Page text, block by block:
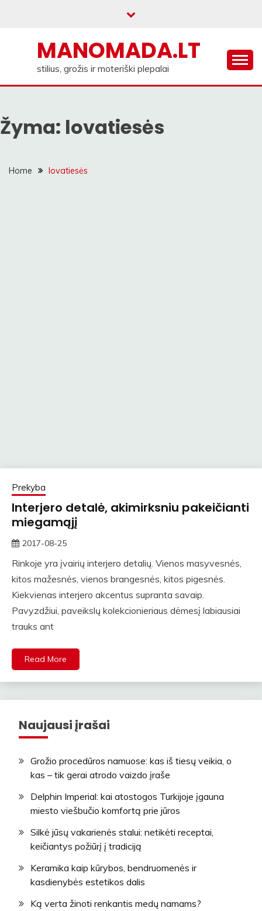
MANOMADA.LT
stilius, grožis ir moteriški plepalai
Žyma: lovatiesės
Home lovatiesės
Prekyba
Interjero detalė, akimirksniu pakeičianti
miegamąjį
2017-08-25
Rinkoje yra įvairių interjero detalių. Vienos masyvesnės,
kitos mažesnės, vienos brangesnės, kitos pigesnės.
Kiekvienas interjero akcentus supranta savaip.
Pavyzdžiui, paveikslų kolekcionieriaus dėmesį labiausiai
trauks ant
Read More
Naujausi įrašai
Grožio procedūros namuose: kas iš tiesų veikia, o
kas – tik gerai atrodo vaizdo įraše
Delphin Imperial: kai atostogos Turkijoje įgauna
miesto viešbučio komfortą prie jūros
Silkė jūsų vakarienės stalui: netikėti receptai,
keičiantys požiūrį į tradiciją
Keramika kaip kūrybos, bendruomenės ir
kasdienybės estetikos dalis
Ką verta žinoti renkantis medų namams?